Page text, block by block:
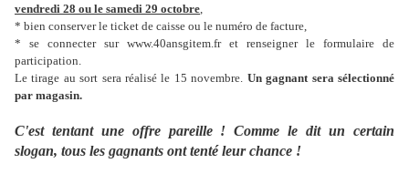
vendredi 28 ou le samedi 29 octobre,
* bien conserver le ticket de caisse ou le numéro de facture,
* se connecter sur www.40ansgitem.fr et renseigner le formulaire de
participation.
Le tirage au sort sera réalisé le 15 novembre. Un gagnant sera sélectionné
par magasin.
C'est tentant une offre pareille ! Comme le dit un certain
slogan, tous les gagnants ont tenté leur chance !